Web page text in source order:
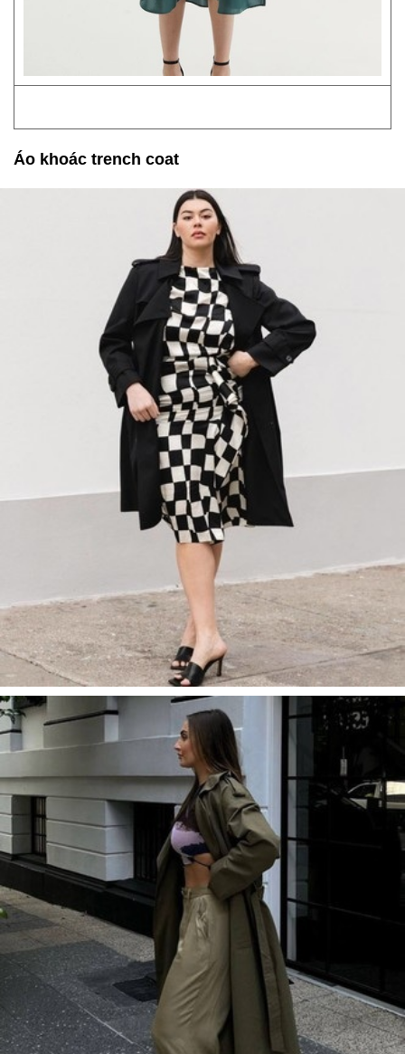
Áo khoác trench coat